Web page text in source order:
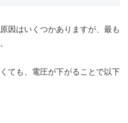
因はいくつかありますが、最も
ても、電圧が下がることで以下